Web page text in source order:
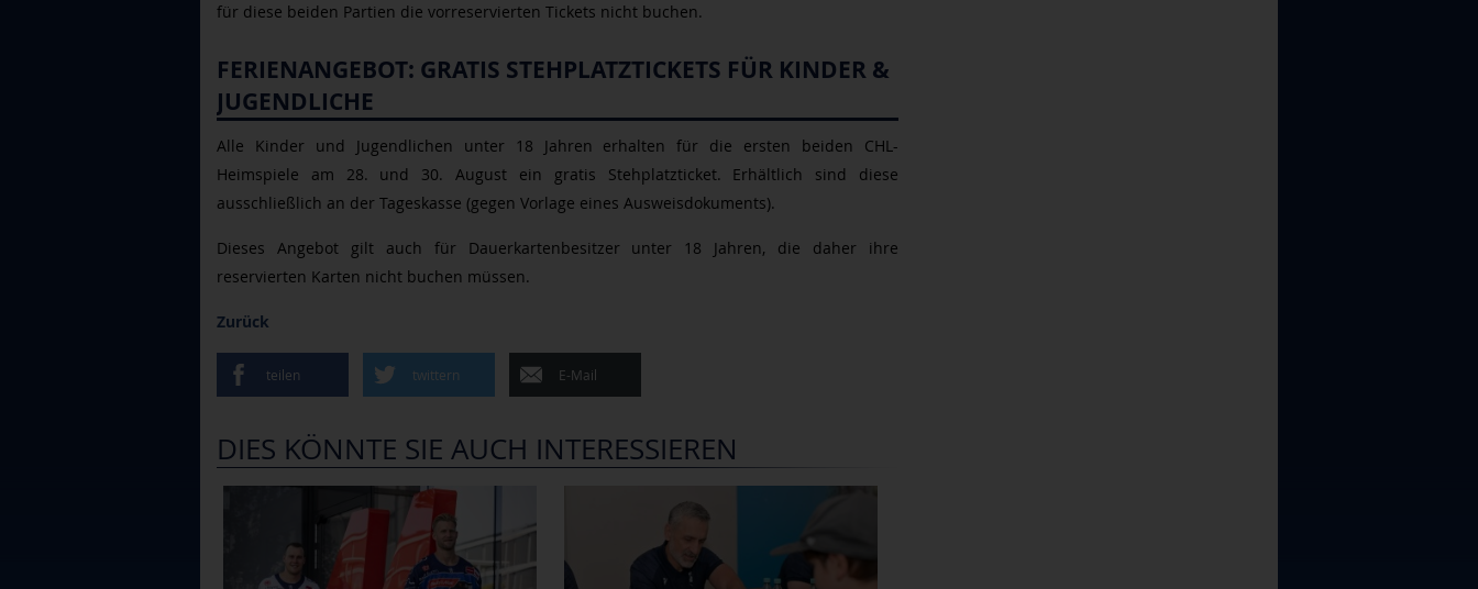
für diese beiden Partien die vorreservierten Tickets nicht buchen.
FERIENANGEBOT: GRATIS STEHPLATZTICKETS FÜR KINDER &
JUGENDLICHE
Alle Kinder und Jugendlichen unter 18 Jahren erhalten für die ersten beiden CHL-
Heimspiele am 28. und 30. August ein gratis Stehplatzticket. Erhältlich sind diese
ausschließlich an der Tageskasse (gegen Vorlage eines Ausweisdokuments).
Dieses Angebot gilt auch für Dauerkartenbesitzer unter 18 Jahren, die daher ihre
reservierten Karten nicht buchen müssen.
Zurück
teilen twittern E-Mail
DIES KÖNNTE SIE AUCH INTERESSIEREN